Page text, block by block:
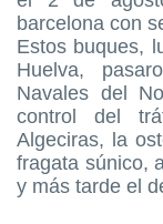
barcelona con
Estos buques,
Huelva,
Navales del
control del
Algeciras, la
fragata súnico,
y más tarde el